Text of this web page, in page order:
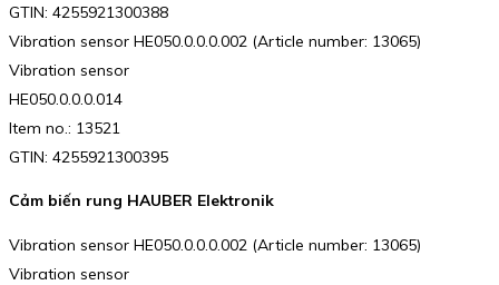
GTIN: 4255921300388
Vibration sensor HE050.0.0.0.002 (Article number: 13065)
Vibration sensor
HE050.0.0.0.014
Item no.: 13521
GTIN: 4255921300395
Cảm biến rung HAUBER Elektronik
Vibration sensor HE050.0.0.0.002 (Article number: 13065)
Vibration sensor